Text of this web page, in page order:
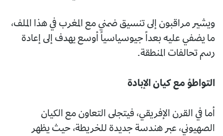
ويشير مراقبون إلى تنسيق ضمني مع المغرب في هذا الملف،
ما يضفي عليه بعداً جيوسياسياً أوسع يهدف إلى إعادة
رسم تحالفات المنطقة.
التواطؤ مع كيان الإبادة
أما في القرن الإفريقي، فيتجلى التعاون مع الكيان
الصهيوني، عبر هندسة جديدة للخريطة، حيث يظهر